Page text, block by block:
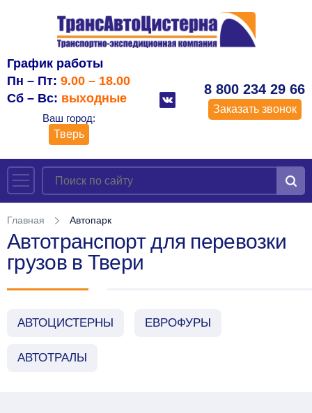
График работы
Пн – Пт: 9.00 – 18.00
Сб – Вс: выходные
Ваш город:
Тверь
8 800 234 29 66
Заказать звонок
Главная Автопарк
Автотранспорт для перевозки
грузов в Твери
АВТОЦИСТЕРНЫ ЕВРОФУРЫ
АВТОТРАЛЫ